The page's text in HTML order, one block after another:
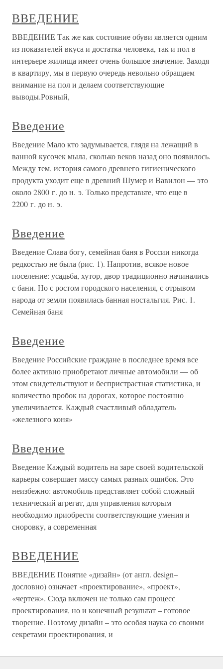
ВВЕДЕНИЕ
ВВЕДЕНИЕ Так же как состояние обуви является одним
из показателей вкуса и достатка человека, так и пол в
интерьере жилища имеет очень большое значение. Заходя
в квартиру, мы в первую очередь невольно обращаем
внимание на пол и делаем соответствующие
выводы.Ровный,
Введение
Введение Мало кто задумывается, глядя на лежащий в
ванной кусочек мыла, сколько веков назад оно появилось.
Между тем, история самого древнего гигиенического
продукта уходит еще в древний Шумер и Вавилон — это
около 2800 г. до н. э. Только представьте, что еще в
2200 г. до н. э.
Введение
Введение Слава богу, семейная баня в России никогда
редкостью не была (рис. 1). Напротив, всякое новое
поселение: усадьба, хутор, двор традиционно начинались
с бани. Но с ростом городского населения, с отрывом
народа от земли появилась банная ностальгия. Рис. 1.
Семейная баня
Введение
Введение Российские граждане в последнее время все
более активно приобретают личные автомобили — об
этом свидетельствуют и беспристрастная статистика, и
количество пробок на дорогах, которое постоянно
увеличивается. Каждый счастливый обладатель
«железного коня»
Введение
Введение Каждый водитель на заре своей водительской
карьеры совершает массу самых разных ошибок. Это
неизбежно: автомобиль представляет собой сложный
технический агрегат, для управления которым
необходимо приобрести соответствующие умения и
сноровку, а современная
ВВЕДЕНИЕ
ВВЕДЕНИЕ Понятие «дизайн» (от англ. design–
дословно) означает «проектирование», «проект»,
«чертеж». Сюда включен не только сам процесс
проектирования, но и конечный результат – готовое
творение. Поэтому дизайн – это особая наука со своими
секретами проектирования, и